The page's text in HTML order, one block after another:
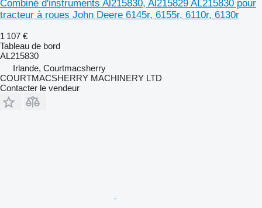
Combiné d'instruments Al215830, Al215829 AL215830 pour
tracteur à roues John Deere 6145r, 6155r, 6110r, 6130r
1 107 €
Tableau de bord
AL215830
Irlande, Courtmacsherry
COURTMACSHERRY MACHINERY LTD
Contacter le vendeur